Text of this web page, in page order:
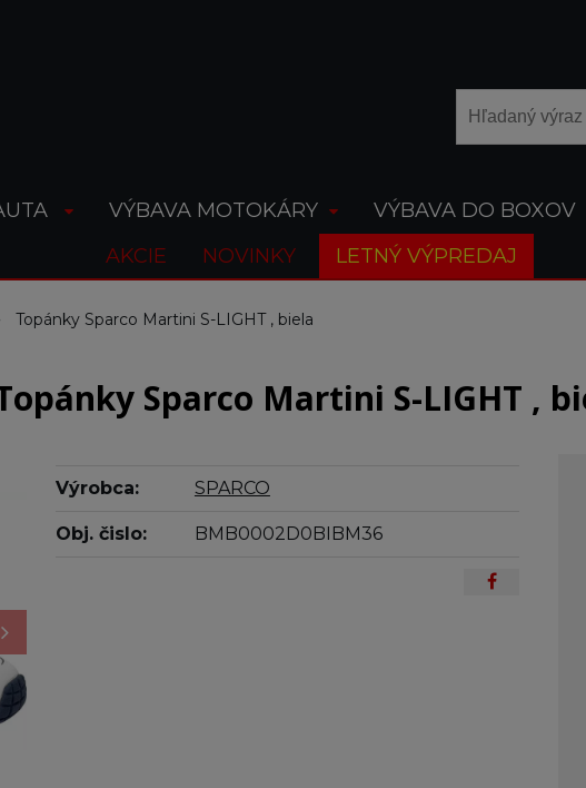
VÝBAVA MOTOKÁRY VÝBAVA DO BOXOV
AKCIE
NOVINKY LETNÝ VÝPREDAJ
Topánky Sparco Martini S-LIGHT , biela
Sparco Martini S-LIGHT ,
Výrobca: SPARCO
Obj. čislo: BMB0002D0BIBM36